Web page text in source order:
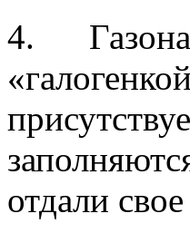
4.
отдали